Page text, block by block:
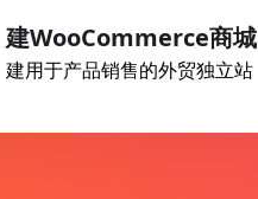
建WooCommerce商城
建用于产品销售的外贸独立站